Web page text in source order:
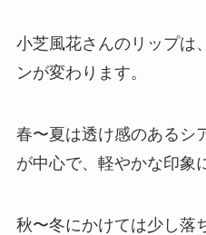
小芝風花さんのリップは
ンが変わります。
春〜夏は透け感のあるシ
が中心で、軽やかな印象
秋〜冬にかけては少し落